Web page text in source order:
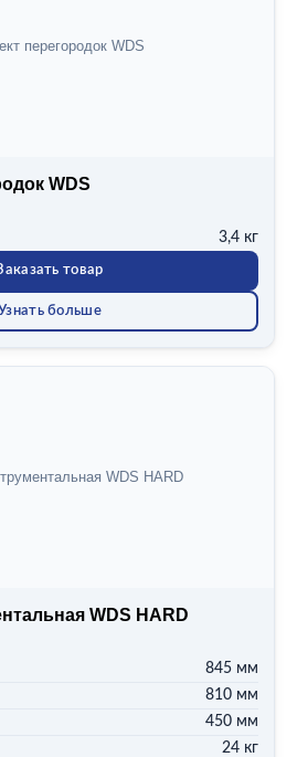
перегородок WDS
WDS
3,4 кг
товар
больше
WDS HARD
WDS HARD
845 мм
810 мм
450 мм
24 кг